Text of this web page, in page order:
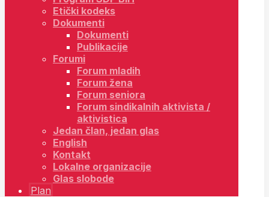
Etički kodeks
Dokumenti
Dokumenti
Publikacije
Forumi
Forum mladih
Forum žena
Forum seniora
Forum sindikalnih aktivista /
aktivistica
Jedan član, jedan glas
English
Kontakt
Lokalne organizacije
Glas slobode
Plan